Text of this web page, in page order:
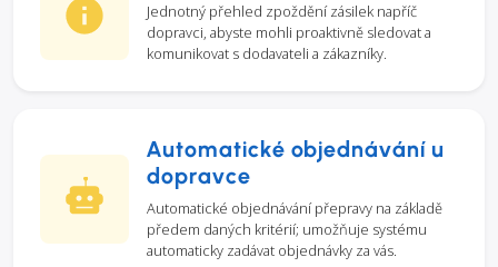
Jednotný přehled zpoždění zásilek napříč
dopravci, abyste mohli proaktivně sledovat a
komunikovat s dodavateli a zákazníky.
Automatické objednávání u
dopravce
Automatické objednávání přepravy na základě
předem daných kritérií; umožňuje systému
automaticky zadávat objednávky za vás.